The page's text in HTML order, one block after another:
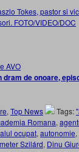
Tokes, pastor si
FOTO/VIDEO/DOC
dram de onoare,
, Top News Tags:
Romana,
ocupat, autonomie,
Szilárd, Dinu